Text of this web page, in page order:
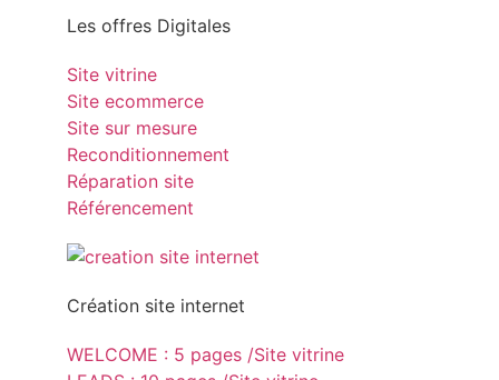
Les offres Digitales
Site vitrine
Site ecommerce
Site sur mesure
Reconditionnement
Réparation site
Référencement
Création site internet
WELCOME : 5 pages /Site vitrine